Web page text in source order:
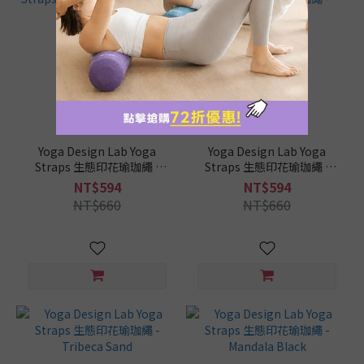
Yoga Design Lab Yoga
Straps 生態印花瑜珈繩 -
Java
NT$594
NT$660
Yoga Design Lab Yoga
Straps 生態印花瑜珈繩 -
Kaleidoscope
NT$594
NT$660